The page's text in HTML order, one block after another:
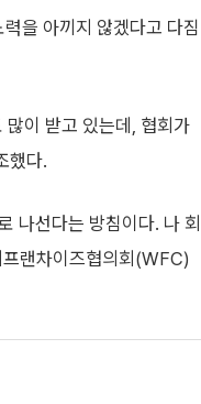
을 아끼지 않겠다고 다짐
많이 받고 있는데, 협회가
했다.
나선다는 방침이다. 나 회
랜차이즈협의회(WFC)